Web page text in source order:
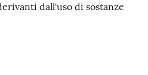
dall'uso di sostanze